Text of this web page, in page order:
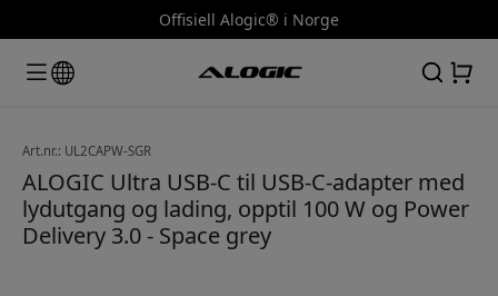
Offisiell Alogic® i Norge
Art.nr.: UL2CAPW-SGR
ALOGIC Ultra USB-C til USB-C-adapter med
lydutgang og lading, opptil 100 W og Power
Delivery 3.0 - Space grey